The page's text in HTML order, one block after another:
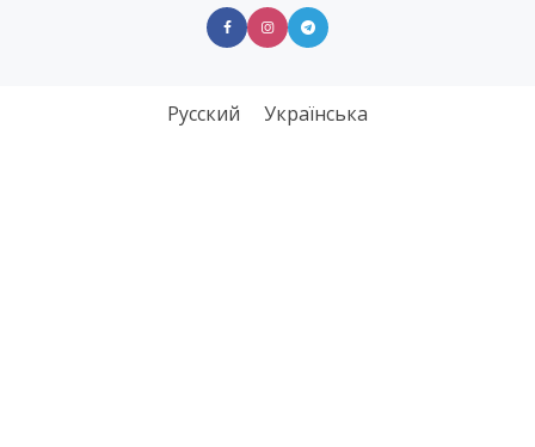
Русский Українська